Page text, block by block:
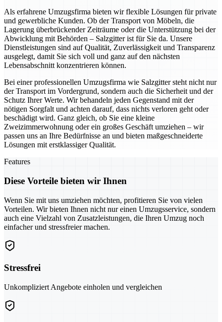
Als erfahrene Umzugsfirma bieten wir flexible Lösungen für private
und gewerbliche Kunden. Ob der Transport von Möbeln, die
Lagerung überbrückender Zeiträume oder die Unterstützung bei der
Abwicklung mit Behörden – Salzgitter ist für Sie da. Unsere
Dienstleistungen sind auf Qualität, Zuverlässigkeit und Transparenz
ausgelegt, damit Sie sich voll und ganz auf den nächsten
Lebensabschnitt konzentrieren können.
Bei einer professionellen Umzugsfirma wie Salzgitter steht nicht nur
der Transport im Vordergrund, sondern auch die Sicherheit und der
Schutz Ihrer Werte. Wir behandeln jeden Gegenstand mit der
nötigen Sorgfalt und achten darauf, dass nichts verloren geht oder
beschädigt wird. Ganz gleich, ob Sie eine kleine
Zweizimmerwohnung oder ein großes Geschäft umziehen – wir
passen uns an Ihre Bedürfnisse an und bieten maßgeschneiderte
Lösungen mit erstklassiger Qualität.
Features
Diese Vorteile bieten wir Ihnen
Wenn Sie mit uns umziehen möchten, profitieren Sie von vielen
Vorteilen. Wir bieten Ihnen nicht nur einen Umzugsservice, sondern
auch eine Vielzahl von Zusatzleistungen, die Ihren Umzug noch
einfacher und stressfreier machen.
Stressfrei
Unkompliziert Angebote einholen und vergleichen